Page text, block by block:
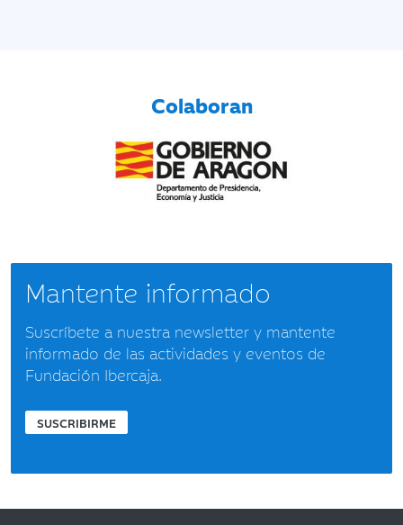
Colaboran
Mantente informado
Suscríbete a nuestra newsletter y mantente
informado de las actividades y eventos de
Fundación Ibercaja.
SUSCRIBIRME